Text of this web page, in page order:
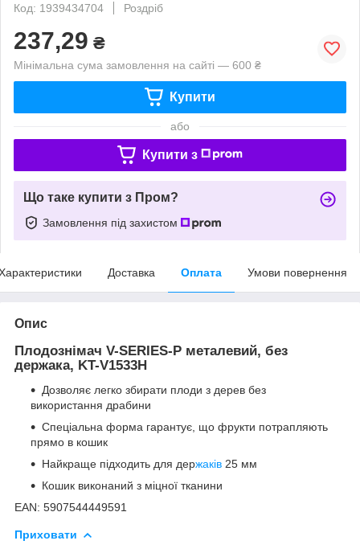
Код: 1939434704
Роздріб
237,29 ₴
Мінімальна сума замовлення на сайті — 600 ₴
Купити
або
Купити з
Що таке купити з Пром?
Замовлення під захистом
Доставка Оплата Умови повернення
Опис
Плодознімач V-SERIES-P металевий, без
держака, KT-V1533H
Дозволяє легко збирати плоди з дерев без
використання драбини
Спеціальна форма гарантує, що фрукти потрапляють
прямо в кошик
Найкраще підходить для держаків 25 мм
Кошик виконаний з міцної тканини
EAN: 5907544449591
Приховати